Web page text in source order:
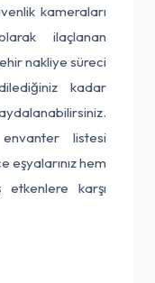
kameraları
ilaçlanan
nakliye süreci
kadar
listesi
eşyalarınız hem
karşı